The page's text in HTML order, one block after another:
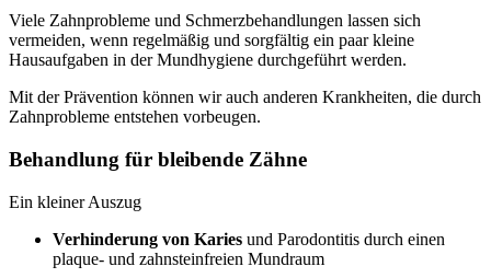
Viele Zahnprobleme und Schmerzbehandlungen lassen sich
vermeiden, wenn regelmäßig und sorgfältig ein paar kleine
Hausaufgaben in der Mundhygiene durchgeführt werden.
Mit der Prävention können wir auch anderen Krankheiten, die durch
Zahnprobleme entstehen vorbeugen.
Behandlung für bleibende Zähne
Ein kleiner Auszug
Verhinderung von Karies und Parodontitis durch einen
plaque- und zahnsteinfreien Mundraum